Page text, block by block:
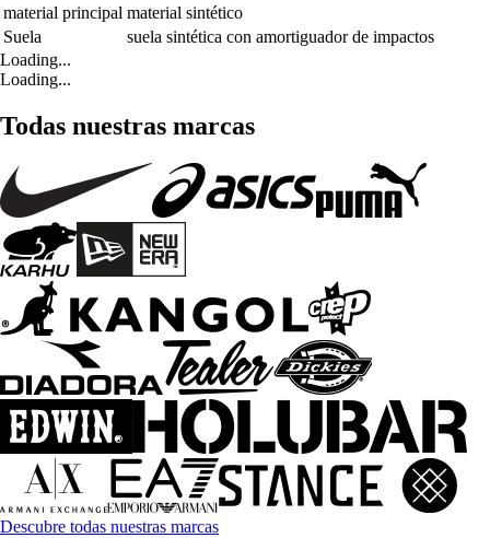
material principal material sintético
Suela
suela sintética con amortiguador de impactos
Loading...
Loading...
Todas nuestras marcas
Descubre todas nuestras marcas